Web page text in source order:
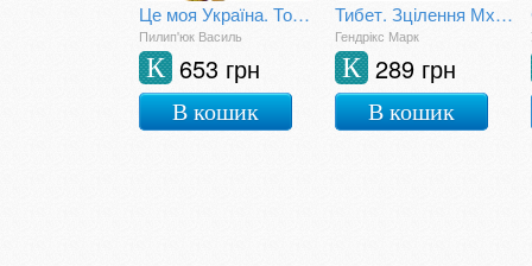
Це моя Україна. Том 3
Пилип'юк Василь
653 грн
К
В кошик
Тибет. Зцілення Мхуші, доньки м’ясника (графічний роман)
Гендрікс Марк
289 грн
К
В кошик